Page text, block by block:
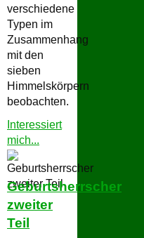
verschiedene
Typen im
Zusammenhang
mit den
sieben
Himmelskörpern
beobachten.
Interessiert
mich...
Teil"
Geburtsherrscher
zweiter
Teil